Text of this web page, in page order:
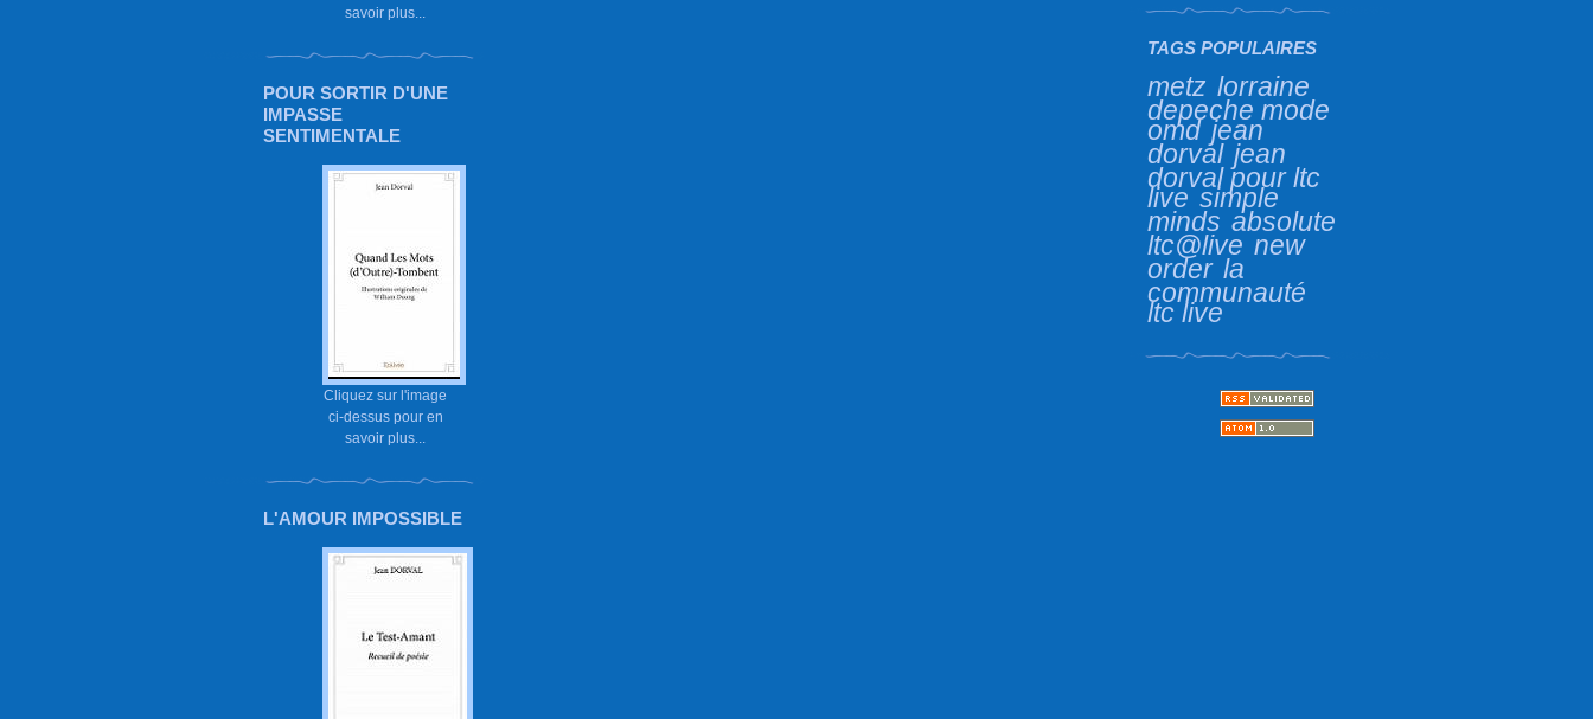
savoir plus...
POUR SORTIR D'UNE
IMPASSE
SENTIMENTALE
Cliquez sur l'image
ci-dessus pour en
savoir plus...
L'AMOUR IMPOSSIBLE
TAGS POPULAIRES
metz lorraine
depeche mode
omd jean
dorval jean
dorval pour ltc
live simple
minds absolute
ltc@live new
order la
communauté
ltc live